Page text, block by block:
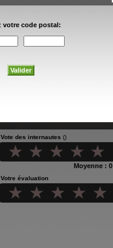
Vote des internautes ()
Moyenne : 0
Votre évaluation